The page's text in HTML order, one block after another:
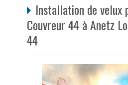
Installation de velux
Couvreur 44 à Anetz
44